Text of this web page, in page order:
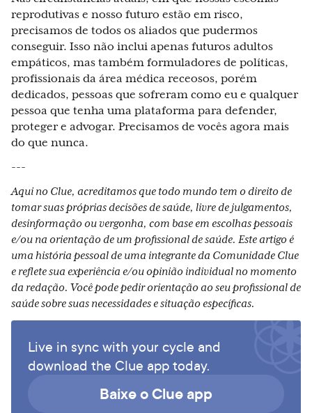
reprodutivas e nosso futuro estão em risco,
precisamos de todos os aliados que pudermos
conseguir. Isso não inclui apenas futuros adultos
empáticos, mas também formuladores de políticas,
profissionais da área médica receosos, porém
dedicados, pessoas que sofreram como eu e qualquer
pessoa que tenha uma plataforma para defender,
proteger e advogar. Precisamos de vocês agora mais
do que nunca.
---
Aqui no Clue, acreditamos que todo mundo tem o direito de
tomar suas próprias decisões de saúde, livre de julgamentos,
desinformação ou vergonha, com base em escolhas pessoais
e/ou na orientação de um profissional de saúde. Este artigo é
uma história pessoal de uma integrante da Comunidade Clue
e reflete sua experiência e/ou opinião individual no momento
da redação. Você pode pedir orientação ao seu profissional de
saúde sobre suas necessidades e situação específicas.
Live in sync with your cycle and
download the Clue app today.
Baixe o Clue app